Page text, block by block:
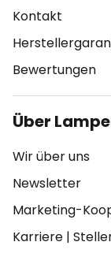
Kontakt
Bewertungen
Über
Wir über uns
Newsletter
Marketing-
Karriere |